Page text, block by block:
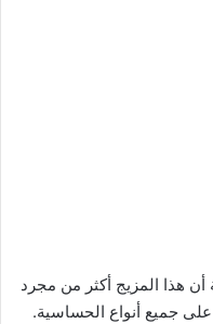
أن هذا المزيج أكثر من مجرد
جميع أنواع الحساسية.